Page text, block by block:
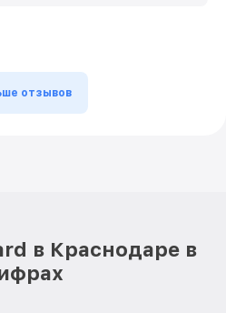
отзывов
в Краснодаре в